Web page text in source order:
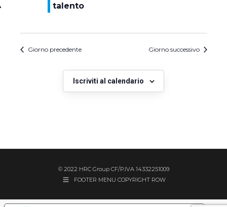
talento
Giorno precedente Giorno successivo
Iscriviti al calendario
© 2022 HRC Group CF/P.IVA 14332251009
FOOTER MENU COPYRIGHT ROW